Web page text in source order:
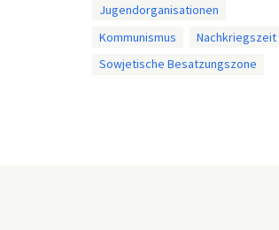
Jugendorganisationen
Kommunismus
Nachkriegszeit
Sowjetische Besatzungszone